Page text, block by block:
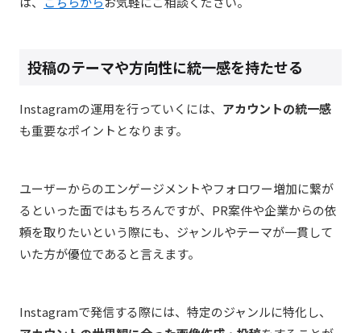
投稿のテーマや方向性に統一感を持たせる
Instagramの運用を行っていくには、 アカウントの統一感
も重要なポイントとなります。
ユーザーからのエンゲージメントやフォロワー増加に繋が
るといった面ではもちろんですが、PR案件や企業からの依
頼を取りたいという際にも、ジャンルやテーマが一貫して
いた方が優位であると言えます。
Instagramで発信する際には、特定のジャンルに特化し、